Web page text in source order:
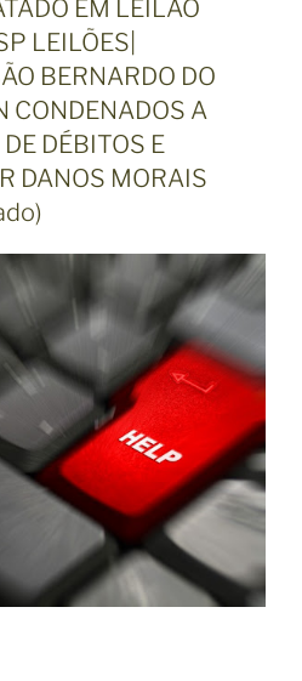
EM LEILÃO
LEILÕES|
BERNARDO DO
CONDENADOS A
DÉBITOS E
DANOS MORAIS